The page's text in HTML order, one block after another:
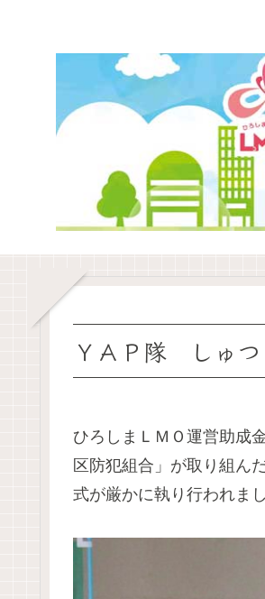
ＹＡＰ隊 しゅつ
ひろしまＬＭＯ運営助成
区防犯組合」が取り組ん
式が厳かに執り行われま